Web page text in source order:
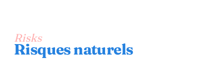
Risks
Risques naturels